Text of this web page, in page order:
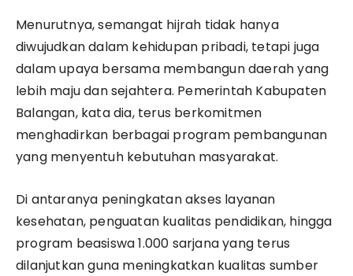
Menurutnya, semangat hijrah tidak hanya
diwujudkan dalam kehidupan pribadi, tetapi juga
dalam upaya bersama membangun daerah yang
lebih maju dan sejahtera. Pemerintah Kabupaten
Balangan, kata dia, terus berkomitmen
menghadirkan berbagai program pembangunan
yang menyentuh kebutuhan masyarakat.
Di antaranya peningkatan akses layanan
kesehatan, penguatan kualitas pendidikan, hingga
program beasiswa 1.000 sarjana yang terus
dilanjutkan guna meningkatkan kualitas sumber